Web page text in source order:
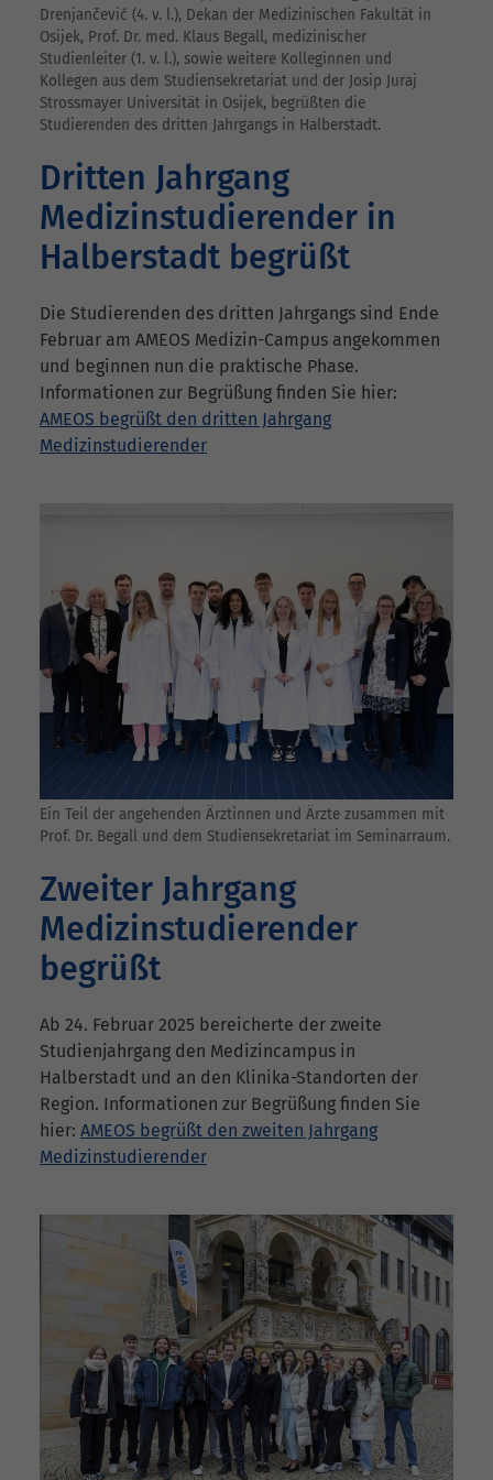
Drenjančević (4. v. l.), Dekan der Medizinischen Fakultät in
Osijek, Prof. Dr. med. Klaus Begall, medizinischer
Studienleiter (1. v. l.), sowie weitere Kolleginnen und
Kollegen aus dem Studiensekretariat und der Josip Juraj
Strossmayer Universität in Osijek, begrüßten die
Studierenden des dritten Jahrgangs in Halberstadt.
Dritten Jahrgang
Medizinstudierender in
Halberstadt begrüßt
Die Studierenden des dritten Jahrgangs sind Ende
Februar am AMEOS Medizin-Campus angekommen
und beginnen nun die praktische Phase.
Informationen zur Begrüßung finden Sie hier:
AMEOS begrüßt den dritten Jahrgang
Medizinstudierender
Ein Teil der angehenden Ärztinnen und Ärzte zusammen mit
Prof. Dr. Begall und dem Studiensekretariat im Seminarraum.
Zweiter Jahrgang
Medizinstudierender
begrüßt
Ab 24. Februar 2025 bereicherte der zweite
Studienjahrgang den Medizincampus in
Halberstadt und an den Klinika-Standorten der
Region. Informationen zur Begrüßung finden Sie
hier: AMEOS begrüßt den zweiten Jahrgang
Medizinstudierender